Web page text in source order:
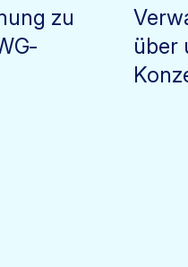
zu
über